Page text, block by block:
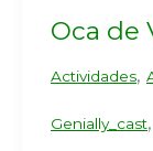
Oca de
Actividades,
Genially_cast,